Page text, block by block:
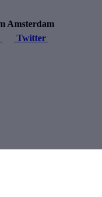
Amsterdam
Twitter